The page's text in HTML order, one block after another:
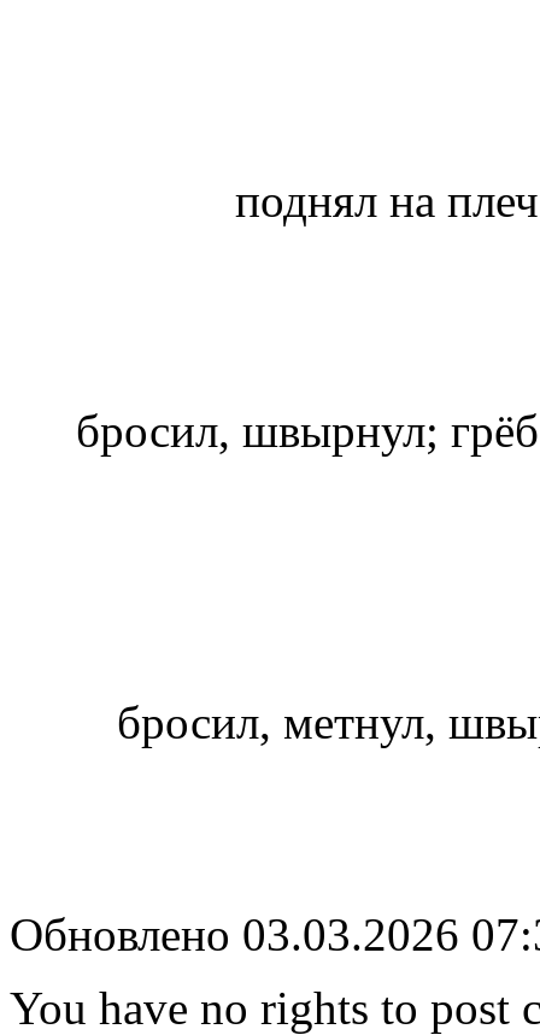
поднял на
бросил, швырнул;
бросил, метнул,
Обновлено 03.03.2026
You have no rights to post